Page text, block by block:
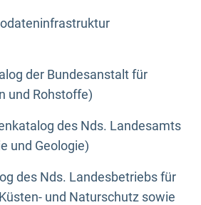
der Bundesanstalt für
und Rohstoffe)
des Nds. Landesamts
und Geologie)
des Nds. Landesbetriebs für
und Naturschutz sowie